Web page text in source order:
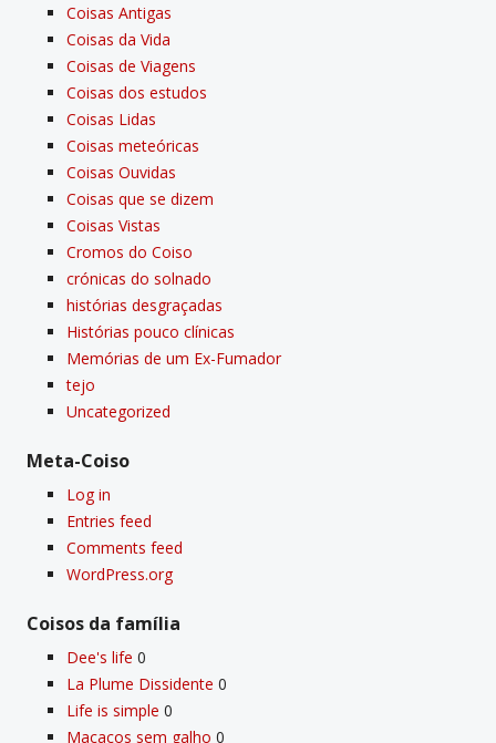
Coisas Antigas
Coisas da Vida
Coisas de Viagens
Coisas dos estudos
Coisas Lidas
Coisas meteóricas
Coisas Ouvidas
Coisas que se dizem
Coisas Vistas
Cromos do Coiso
crónicas do solnado
histórias desgraçadas
Histórias pouco clí­nicas
Memórias de um Ex-Fumador
tejo
Uncategorized
Meta-Coiso
Log in
Entries feed
Comments feed
WordPress.org
Coisos da famí­lia
Dee's life 0
La Plume Dissidente 0
Life is simple 0
Macacos sem galho 0